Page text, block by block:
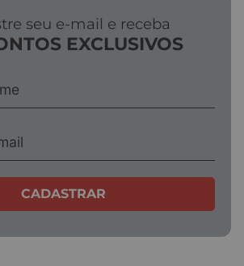
seu e-mail e receba
EXCLUSIVOS
CADASTRAR